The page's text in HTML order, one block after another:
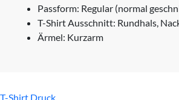
Passform: Regular (normal
T-Shirt Ausschnitt: Rundhals,
Ärmel: Kurzarm
T-Shirt Druck